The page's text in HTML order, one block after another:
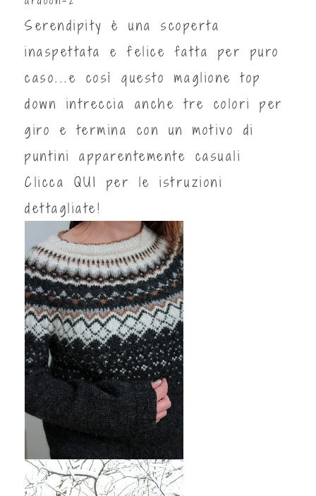
Serendipity è una scoperta
inaspettata e felice fatta per puro
caso...e così questo maglione top
down intreccia anche tre colori per
giro e termina con un motivo di
puntini apparentemente casuali
Clicca QUI
per le istruzioni
dettagliate!